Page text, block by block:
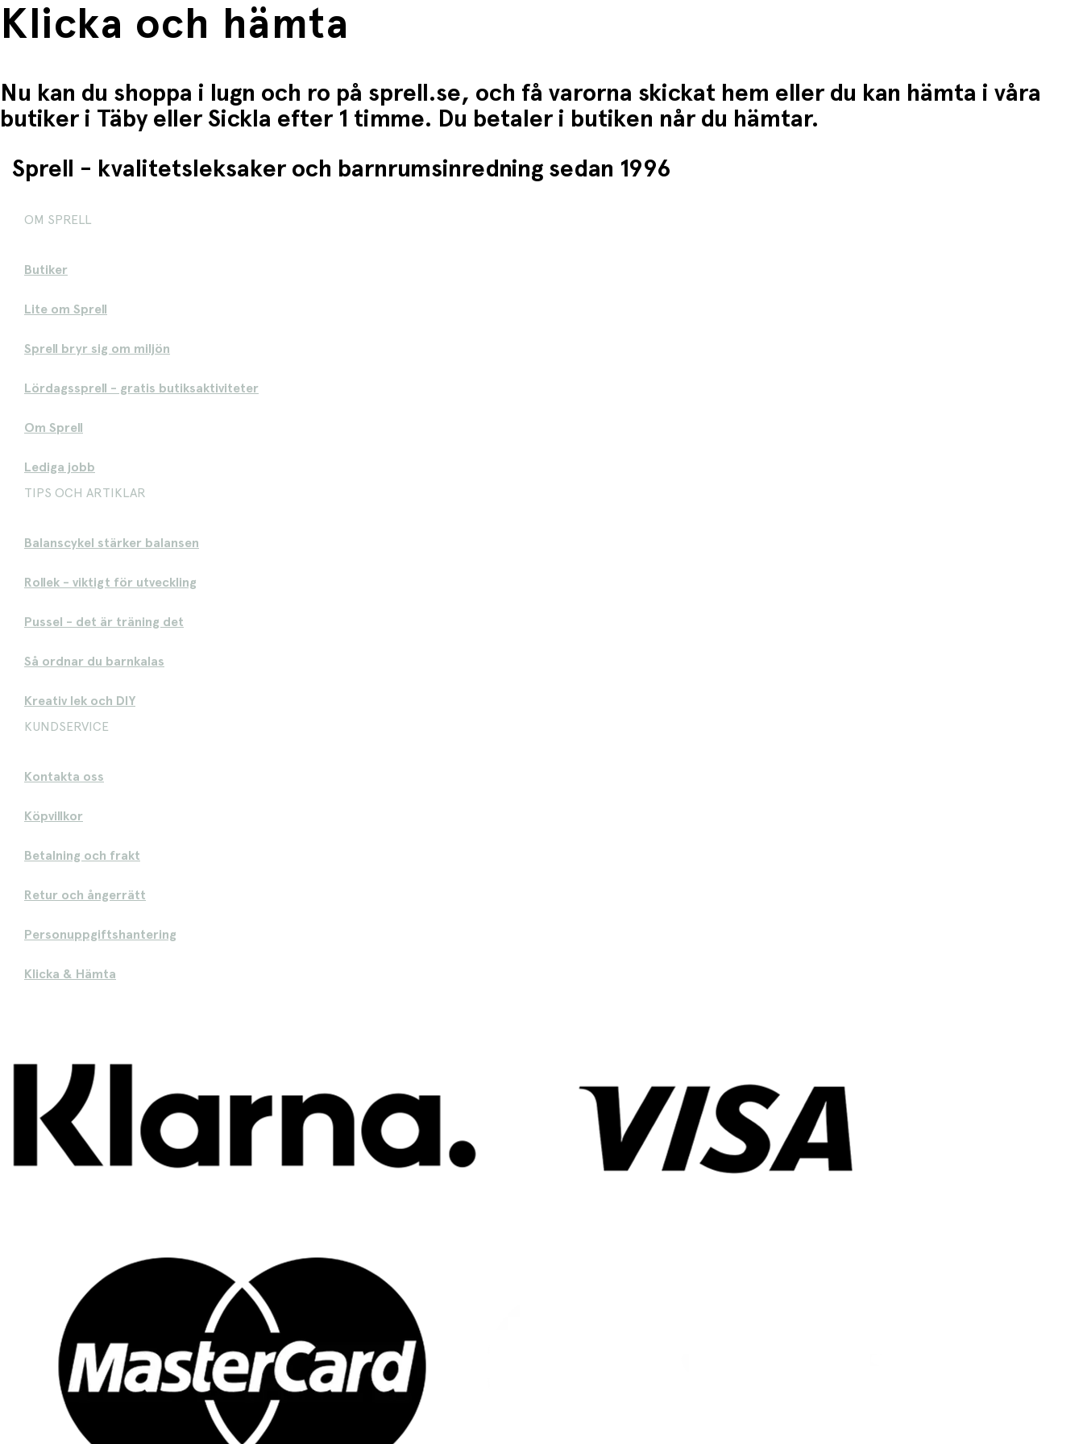
Klicka och hämta
Nu kan du shoppa i lugn och ro på sprell.se, och få varorna skickat hem eller du kan hämta i våra
butiker i Täby eller Sickla efter 1 timme. Du betaler i butiken når du hämtar.
Sprell - kvalitetsleksaker och barnrumsinredning sedan 1996
OM SPRELL
Butiker
Lite om Sprell
Sprell bryr sig om miljön
Lördagssprell - gratis butiksaktiviteter
Om Sprell
Lediga jobb
TIPS OCH ARTIKLAR
Balanscykel stärker balansen
Rollek - viktigt för utveckling
Pussel - det är träning det
Så ordnar du barnkalas
Kreativ lek och DIY
KUNDSERVICE
Kontakta oss
Köpvillkor
Betalning och frakt
Retur och ångerrätt
Personuppgiftshantering
Klicka & Hämta